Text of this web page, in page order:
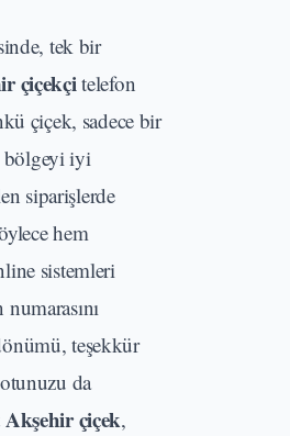
tek bir
çiçekçitelefon
çiçek, sadece bir
bölgeyi iyi
siparişlerde
hem
sistemleri
teşekkür
da
Akşehir çiçek,